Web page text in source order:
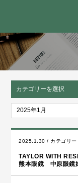
カテゴリーを選択
2025年1月
2025.1.30 / カテゴリー
TAYLOR WITH
熊本眼鏡 中原眼